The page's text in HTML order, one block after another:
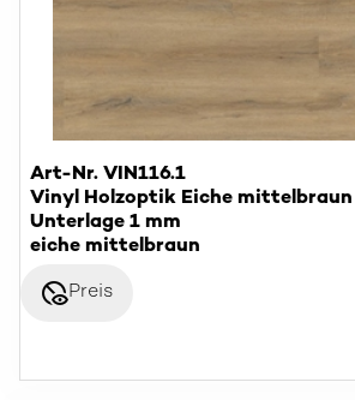
Art-Nr. VIN116.1
Vinyl Holzoptik Eiche
Unterlage 1 mm
eiche mittelbraun
disabled_visiblePreis